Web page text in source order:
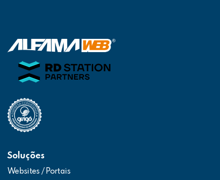
Soluções
Websites / Portais